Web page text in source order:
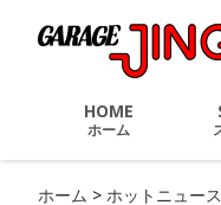
HOME
ホーム
ホーム > ホットニュース